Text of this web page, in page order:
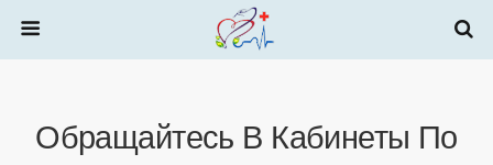
Обращайтесь В Кабинеты По